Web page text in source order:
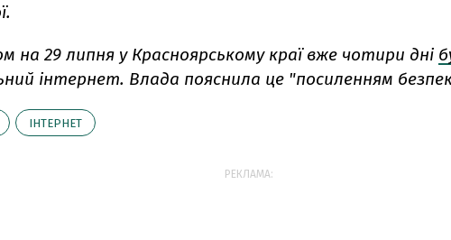
на 29 липня уКрасноярському краї вже чотири дні
інтернет. Влада пояснила це "посиленням
ІНТЕРНЕТ
РЕКЛАМА: